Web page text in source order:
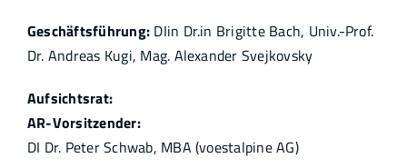
Geschäftsführung: DIin Dr.in Brigitte Bach, Univ.-Prof.
Dr. Andreas Kugi, Mag. Alexander Svejkovsky
Aufsichtsrat:
AR-Vorsitzender:
DI Dr. Peter Schwab, MBA (voestalpine AG)